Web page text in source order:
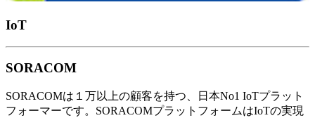
IoT
SORACOM
SORACOMは１万以上の顧客を持つ、日本No1 IoTプラット
フォーマーです。SORACOMプラットフォームはIoTの実現